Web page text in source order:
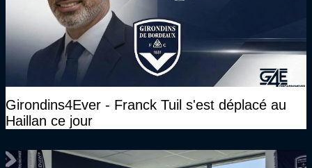
Girondins4Ever - Franck Tuil s'est déplacé au
Haillan ce jour